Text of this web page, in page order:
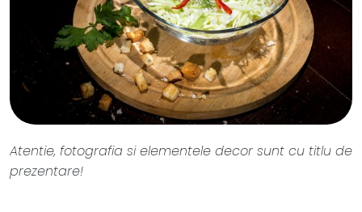
Atentie, fotografia si elementele decor sunt cu titlu de
prezentare!